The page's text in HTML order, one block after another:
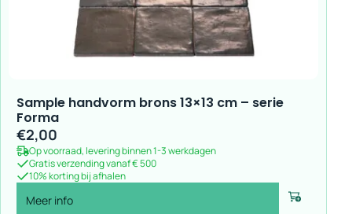
Sample handvorm brons 13×13 cm – serie
Forma
€2,00
Op voorraad, levering binnen 1-3 werkdagen
Gratis verzending vanaf € 500
10% korting bij afhalen
Meer info Voeg toe